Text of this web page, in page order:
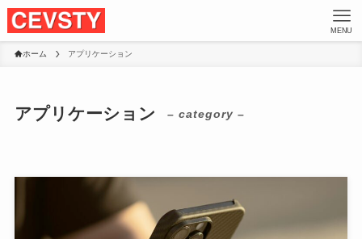
MENU
ホーム アプリケーション
アプリケーション – category –